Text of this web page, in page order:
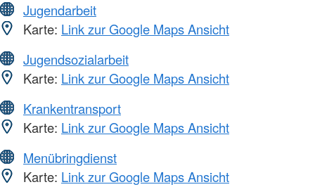
Jugendarbeit
Karte: Link zur Google Maps Ansicht
Jugendsozialarbeit
Karte: Link zur Google Maps Ansicht
Krankentransport
Karte: Link zur Google Maps Ansicht
Menübringdienst
Karte: Link zur Google Maps Ansicht